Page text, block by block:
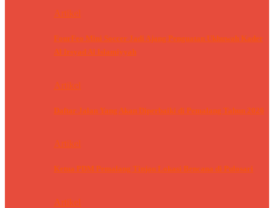
Artikel
FourFeo Mini Soccer Jadi Ajang Penguatan Ukhuwah Kader
Al Irsyad Al Islamiyyah
Artikel
Daftar Jalan Yang Akan Diperbaiki di Pemalang Tahun 2026
Artikel
Ketua PDM Pemalang Tinjau Lokasi Bencana di Pulosari
Artikel